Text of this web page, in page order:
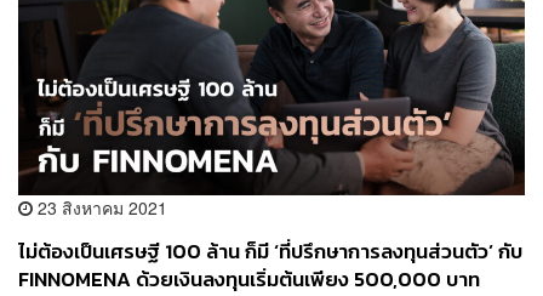
23 สิงหาคม 2021
ไม่ต้องเป็นเศรษฐี 100 ล้าน ก็มี ‘ที่ปรึกษาการลงทุนส่วนตัว’ กับ
FINNOMENA ด้วยเงินลงทุนเริ่มต้นเพียง 500,000 บาท